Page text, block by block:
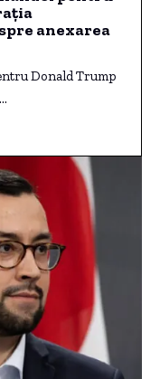
anexarea
Donald Trump